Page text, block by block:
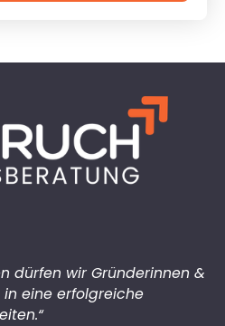
dürfen wir Gründerinnen &
eine erfolgreiche